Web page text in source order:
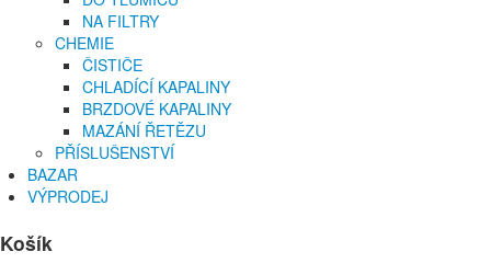
NA FILTRY
CHEMIE
ČISTIČE
CHLADÍCÍ KAPALINY
BRZDOVÉ KAPALINY
MAZÁNÍ ŘETĚZU
PŘÍSLUŠENSTVÍ
BAZAR
VÝPRODEJ
Košík